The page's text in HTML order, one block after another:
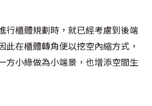
行櫃體規劃時，就已經考慮到後端
此在櫃體轉角便以挖空內縮方式，
方小綠做為小端景，也增添空間生